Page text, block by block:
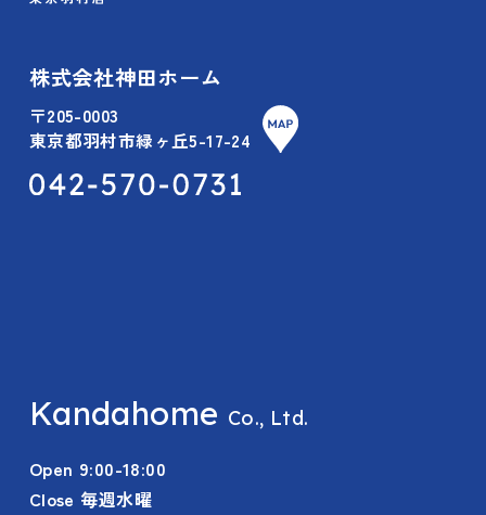
株式会社神田ホーム
〒205-0003
東京都羽村市緑ヶ丘5-17-24
Kandahome Co., Ltd.
Open 9:00-18:00
Close 毎週水曜